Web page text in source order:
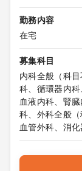
勤務内容
在宅
募集科目
内科全般（科
科、循環器内科
血液内科、腎
科、外科全般
血管外科、消